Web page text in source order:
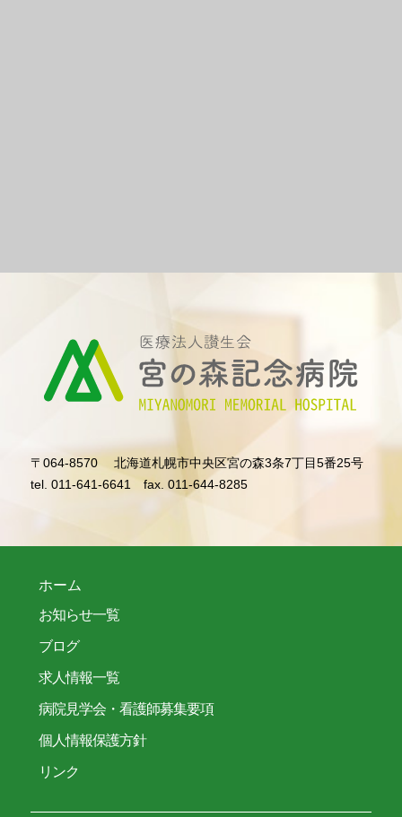
〒064-8570
北海道札幌市中央区宮の森3条7丁目5番25号
tel. 011-641-6641
fax. 011-644-8285
ホーム
お知らせ一覧
ブログ
求人情報一覧
病院見学会・看護師募集要項
個人情報保護方針
リンク